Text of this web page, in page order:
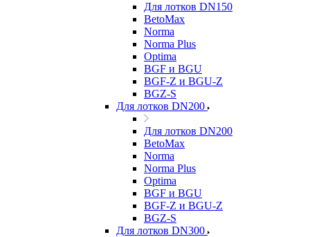
Для лотков DN150
BetoMax
Norma
Norma Plus
Optima
BGF и BGU
BGF-Z и BGU-Z
BGZ-S
Для лотков DN200
Для лотков DN200
BetoMax
Norma
Norma Plus
Optima
BGF и BGU
BGF-Z и BGU-Z
BGZ-S
Для лотков DN300